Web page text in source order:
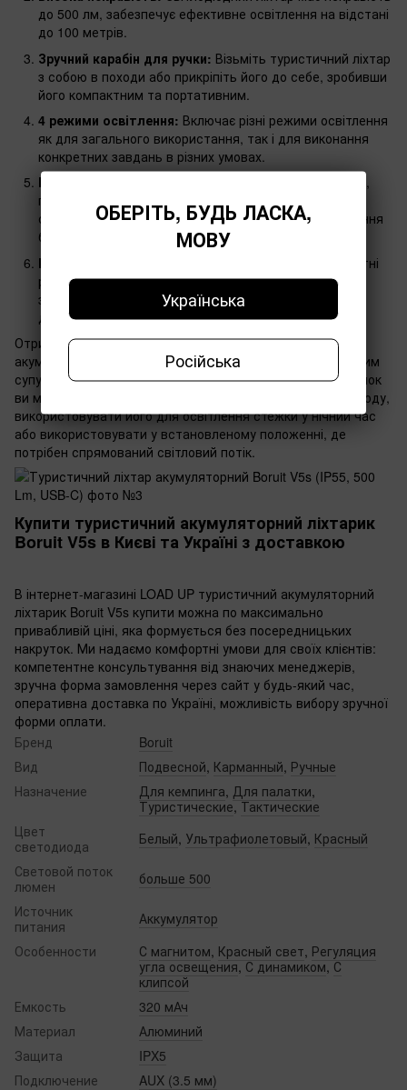
до 500 лм, забезпечує ефективне освітлення на відстані
до 100 метрів.
Зручний карабін для ручки: Візьміть туристичний ліхтар
з собою в походи або прикріпіть його до себе, зробивши
його компактним та портативним.
4 режими освітлення: Включає різні режими освітлення
як для загального використання, так і для виконання
конкретних завдань в різних умовах.
Широкий спектр використання:
Ліхтар для кемпінгу,
походів, піших прогулянок, риболовлі, технічного
обслуговування, ремонту вдома, а також забезпечення
безпеки в автомобілі.
Компактний та портативний:
Легка вага та компактні
розміри роблять зручним ліхтар у переміщенні,
займаючи мінімум місця та забезпечуючи надійне
джерело світла в різних умовах.
Отримайте світло силою 500 лм у ваших руках із нашим
акумуляторним ліхтариком Boruit V5s, який стане надійним
супутником у ваших пригодах. З його кріпленням для ручок
ви можете легко прикріпити його до рюкзака під час походу,
використовувати його для освітлення стежки у нічний час
або використовувати у встановленому положенні, де
потрібен спрямований світловий потік.
Купити туристичний акумуляторний ліхтарик
Boruit V5s в Києві та Україні з доставкою‌
В інтернет-магазині LOAD UP туристичний акумуляторний
ліхтарик Boruit V5s купити можна по максимально
привабливій ціні, яка формується без посередницьких
накруток. Ми надаємо комфортні умови для своїх клієнтів:
компетентне консультування від знаючих менеджерів,
зручна форма замовлення через сайт у будь-який час,
оперативна доставка по Україні, можливість вибору зручної
форми оплати.
Бренд
Boruit
Вид
Подвесной, Карманный, Ручные
Назначение
Для кемпинга, Для палатки,
Туристические, Тактические
Цвет
светодиода
Белый, Ультрафиолетовый, Красный
Световой поток
люмен
больше 500
Источник
питания
Аккумулятор
Особенности
С магнитом, Красный свет, Регуляция
угла освещения, С динамиком, С
клипсой
Емкость
320 мАч
Материал
Алюминий
Защита
IPX5
Подключение
AUX (3.5 мм)
ОБЕРІТЬ, БУДЬ ЛАСКА,
МОВУ
Українська
Російська